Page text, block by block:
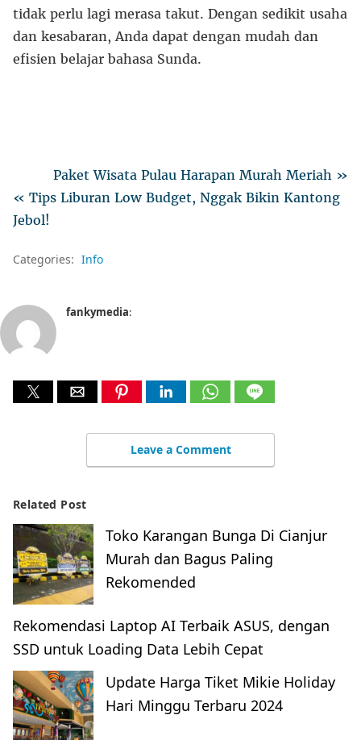
tidak perlu lagi merasa takut. Dengan sedikit usaha
dan kesabaran, Anda dapat dengan mudah dan
efisien belajar bahasa Sunda.
Paket Wisata Pulau Harapan Murah Meriah »
« Tips Liburan Low Budget, Nggak Bikin Kantong
Jebol!
Categories: Info
fankymedia:
Leave a Comment
Related Post
Toko Karangan Bunga Di Cianjur
Murah dan Bagus Paling
Rekomended
Rekomendasi Laptop AI Terbaik ASUS, dengan
SSD untuk Loading Data Lebih Cepat
Update Harga Tiket Mikie Holiday
Hari Minggu Terbaru 2024